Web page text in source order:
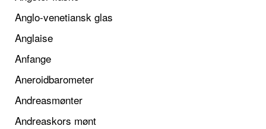
Anglo-venetiansk glas
Anglaise
Anfange
Aneroidbarometer
Andreasmønter
Andreaskors mønt